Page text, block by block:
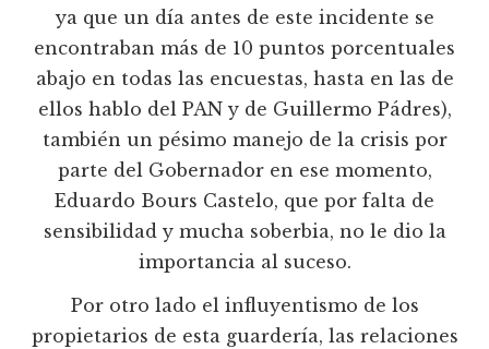
ya que un día antes de este incidente se
encontraban más de 10 puntos porcentuales
abajo en todas las encuestas, hasta en las de
ellos hablo del PAN y de Guillermo Pádres),
también un pésimo manejo de la crisis por
parte del Gobernador en ese momento,
Eduardo Bours Castelo, que por falta de
sensibilidad y mucha soberbia, no le dio la
importancia al suceso.
Por otro lado el influyentismo de los
propietarios de esta guardería, las relaciones